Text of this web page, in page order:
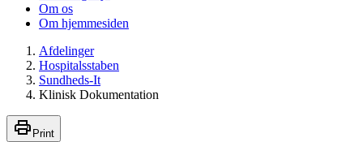
Om os
Om hjemmesiden
Afdelinger
Hospitalsstaben
Sundheds-It
Klinisk Dokumentation
Print